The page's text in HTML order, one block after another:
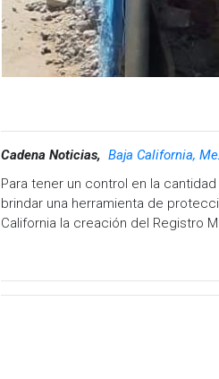
Cadena Noticias, Baja California,
Para tener un control en la
brindar una herramienta de
California la creación del Registro
municipales a incorporar dentro